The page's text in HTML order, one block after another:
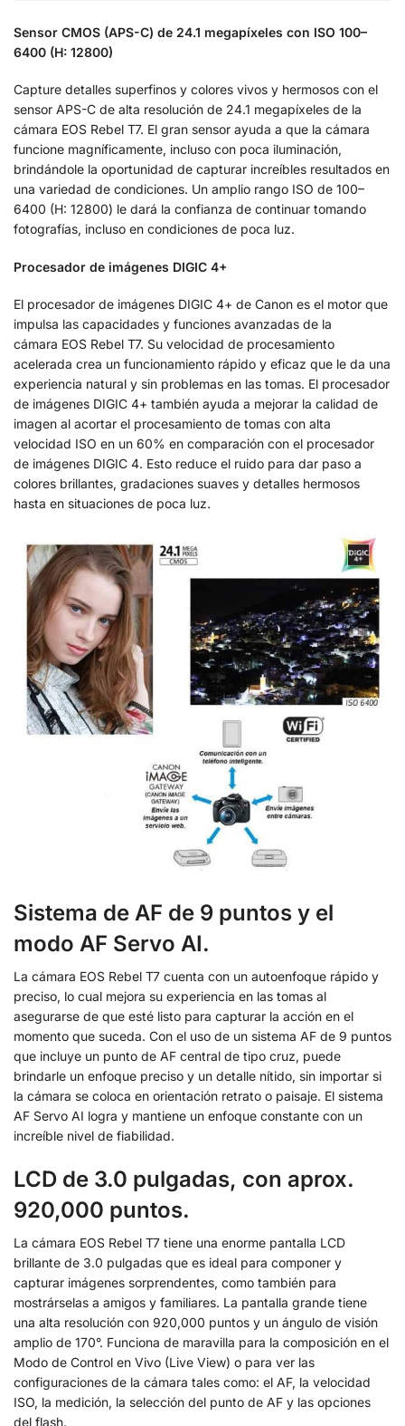
Sensor CMOS (APS-C) de 24.1 megapíxeles con ISO 100–
6400 (H: 12800)
Capture detalles superfinos y colores vivos y hermosos con el
sensor APS-C de alta resolución de 24.1 megapíxeles de la
cámara EOS Rebel T7. El gran sensor ayuda a que la cámara
funcione magníficamente, incluso con poca iluminación,
brindándole la oportunidad de capturar increíbles resultados en
una variedad de condiciones. Un amplio rango ISO de 100–
6400 (H: 12800) le dará la confianza de continuar tomando
fotografías, incluso en condiciones de poca luz.
Procesador de imágenes DIGIC 4+
El procesador de imágenes DIGIC 4+ de Canon es el motor que
impulsa las capacidades y funciones avanzadas de la
cámara EOS Rebel T7. Su velocidad de procesamiento
acelerada crea un funcionamiento rápido y eficaz que le da una
experiencia natural y sin problemas en las tomas. El procesador
de imágenes DIGIC 4+ también ayuda a mejorar la calidad de
imagen al acortar el procesamiento de tomas con alta
velocidad ISO en un 60% en comparación con el procesador
de imágenes DIGIC 4. Esto reduce el ruido para dar paso a
colores brillantes, gradaciones suaves y detalles hermosos
hasta en situaciones de poca luz.
Sistema de AF de 9 puntos y el
modo AF Servo AI.
La cámara EOS Rebel T7 cuenta con un autoenfoque rápido y
preciso, lo cual mejora su experiencia en las tomas al
asegurarse de que esté listo para capturar la acción en el
momento que suceda. Con el uso de un sistema AF de 9 puntos
que incluye un punto de AF central de tipo cruz, puede
brindarle un enfoque preciso y un detalle nítido, sin importar si
la cámara se coloca en orientación retrato o paisaje. El sistema
AF Servo AI logra y mantiene un enfoque constante con un
increíble nivel de fiabilidad.
LCD de 3.0 pulgadas, con aprox.
920,000 puntos.
La cámara EOS Rebel T7 tiene una enorme pantalla LCD
brillante de 3.0 pulgadas que es ideal para componer y
capturar imágenes sorprendentes, como también para
mostrárselas a amigos y familiares. La pantalla grande tiene
una alta resolución con 920,000 puntos y un ángulo de visión
amplio de 170°. Funciona de maravilla para la composición en el
Modo de Control en Vivo (Live View) o para ver las
configuraciones de la cámara tales como: el AF, la velocidad
ISO, la medición, la selección del punto de AF y las opciones
del flash.